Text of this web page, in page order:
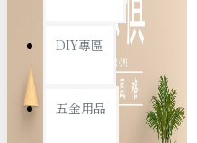
個人衛浴用品
DIY專區
五金用品